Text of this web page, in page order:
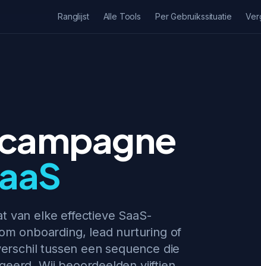
Ranglijst Alle Tools Per Gebruikssituatie
van elke effectieve SaaS-
onboarding, lead nurturing of
tussen een sequence die